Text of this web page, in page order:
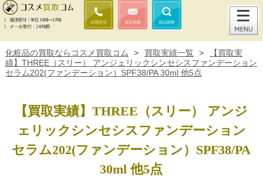
化粧品の買取ならコスメ買取コム > 買取実績一覧 >
【買取実
績】THREE（スリー） アンジェリックシンセシスファンデーション
セラム202(ファンデーション）SPF38/PA 30ml 他5点
【買取実績】THREE（スリー） アンジ
ェリックシンセシスファンデーション
セラム202(ファンデーション）SPF38/PA
30ml 他5点